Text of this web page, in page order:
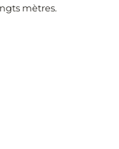
mètres.